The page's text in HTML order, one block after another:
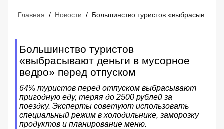
Главная / Новости /
Большинство туристов
«выбрасывают деньги в мусорное
ведро» перед отпуском
64% туристов перед отпуском выбрасывают
пригодную еду, теряя до 2500 рублей за
поездку. Эксперты советуют использовать
специальный режим в холодильнике, заморозку
продуктов и планирование меню.